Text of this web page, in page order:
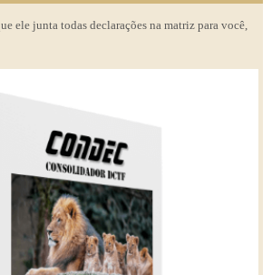
ele junta todas declarações na matriz para você,